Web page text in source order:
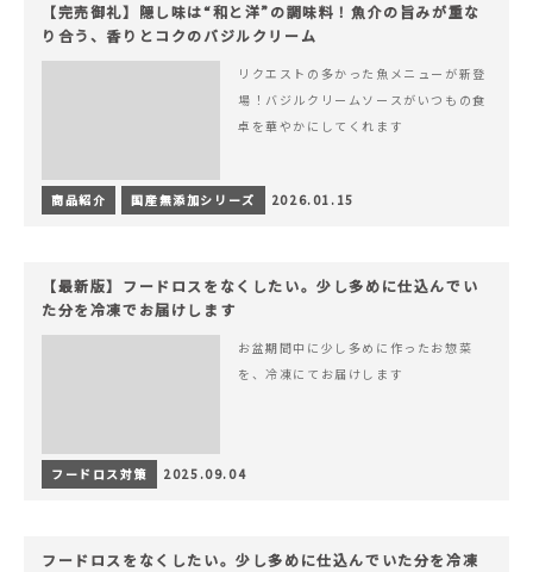
【完売御礼】隠し味は“和と洋”の調味料！魚介の旨みが重な
り合う、香りとコクのバジルクリーム
リクエストの多かった魚メニューが新登
場！バジルクリームソースがいつもの食
卓を華やかにしてくれます
商品紹介 国産無添加シリーズ 2026.01.15
【最新版】フードロスをなくしたい。少し多めに仕込んでい
た分を冷凍でお届けします
お盆期間中に少し多めに作ったお惣菜
を、冷凍にてお届けします
フードロス対策 2025.09.04
フードロスをなくしたい。少し多めに仕込んでいた分を冷凍